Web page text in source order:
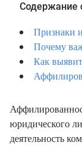
Содержание
Признаки
Почему
Как
юридического
деятельность